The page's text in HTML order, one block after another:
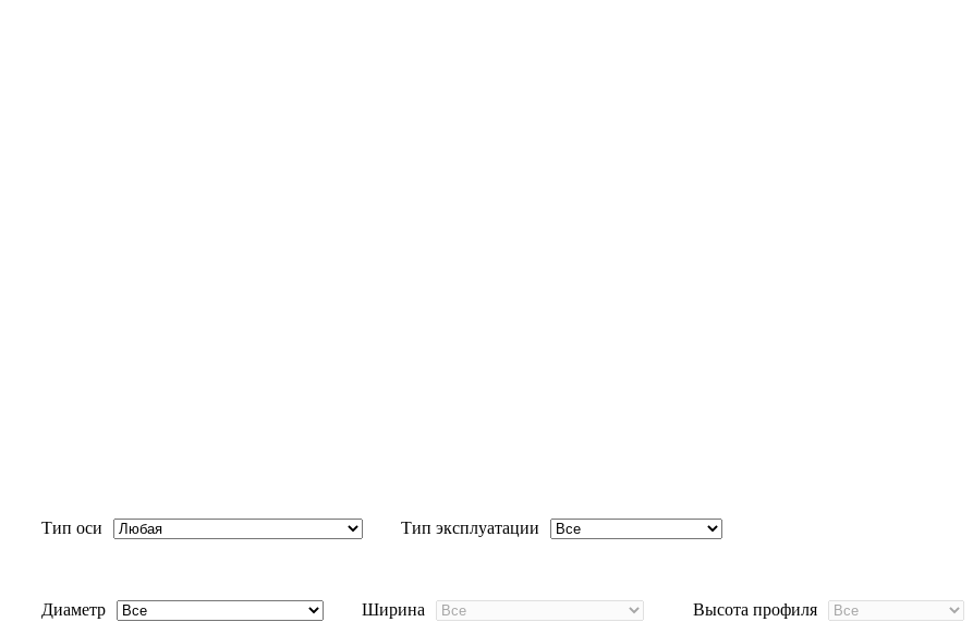
Тип оси Тип эксплуатации
Диаметр Ширина Высота профиля